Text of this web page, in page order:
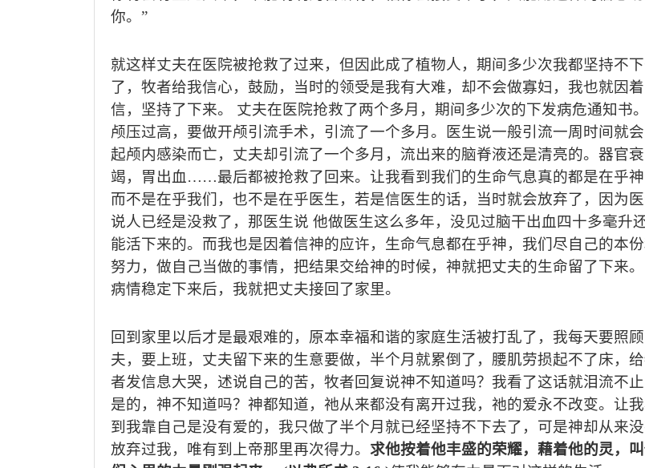
你。”
就这样丈夫在医院被抢救了过来，但因此成了植物人，期间多少次我都坚持不
了，牧者给我信心，鼓励，当时的领受是我有大难，却不会做寡妇，我也就因着
信，坚持了下来。 丈夫在医院抢救了两个多月，期间多少次的下发病危通知书。
颅压过高，要做开颅引流手术，引流了一个多月。医生说一般引流一周时间就会
起颅内感染而亡，丈夫却引流了一个多月，流出来的脑脊液还是清亮的。器官衰
竭，胃出血……最后都被抢救了回来。让我看到我们的生命气息真的都是在乎神
而不是在乎我们，也不是在乎医生，若是信医生的话，当时就会放弃了，因为
说人已经是没救了，那医生说 他做医生这么多年，没见过脑干出血四十多毫升
能活下来的。而我也是因着信神的应许，生命气息都在乎神，我们尽自己的本份
努力，做自己当做的事情，把结果交给神的时候，神就把丈夫的生命留了下来
病情稳定下来后，我就把丈夫接回了家里。
回到家里以后才是最艰难的，原本幸福和谐的家庭生活被打乱了，我每天要照
夫，要上班，丈夫留下来的生意要做，半个月就累倒了，腰肌劳损起不了床，
者发信息大哭，述说自己的苦，牧者回复说神不知道吗？我看了这话就泪流不止
是的，神不知道吗？神都知道，祂从来都没有离开过我，祂的爱永不改变。让
到我靠自己是没有爱的，我只做了半个月就已经坚持不下去了，可是神却从来
放弃过我，唯有到上帝那里再次得力。 求他按着他丰盛的荣耀，藉着他的灵，